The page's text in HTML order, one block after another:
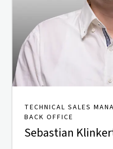
TECHNICAL SALES
BACK OFFICE
Sebastian